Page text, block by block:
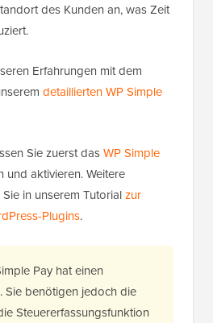
des Kunden an, was Zeit
Erfahrungen mit dem
detaillierten WP Simple
Sie zuerst dasWP Simple
und aktivieren. Weitere
in unserem Tutorialzur
Plugins.
Pay hat einen
. Sie benötigen jedoch die
Steuererfassungsfunktion